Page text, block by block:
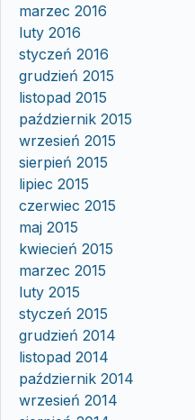
marzec 2016
luty 2016
styczeń 2016
grudzień 2015
listopad 2015
październik 2015
wrzesień 2015
sierpień 2015
lipiec 2015
czerwiec 2015
maj 2015
kwiecień 2015
marzec 2015
luty 2015
styczeń 2015
grudzień 2014
listopad 2014
październik 2014
wrzesień 2014